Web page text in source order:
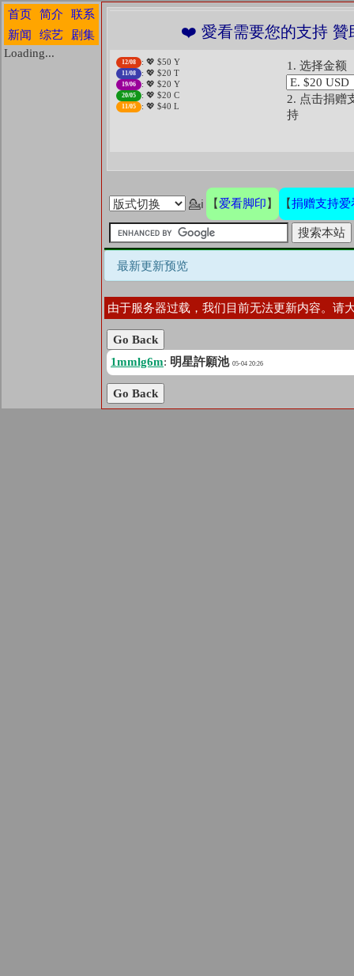
首页 简介
联系
新闻
综艺
剧集
Loading...
❤️ 愛看需要您的支持 贊
12/08 : 💖 $50 Y
11/08 : 💖 $20 T
19/06 : 💖 $20 Y
20/05 : 💖 $20 C
11/05 : 💖 $40 L
1. 选择金额
2. 点击捐赠
持
💁ℹ 【爱看脚印 】 【捐赠支持爱
最新更新预览
由于服务器过载，我们目前无法更新内容。请
Go Back
1mmlg6m: 明星許願池 05-04 20:26
Go Back